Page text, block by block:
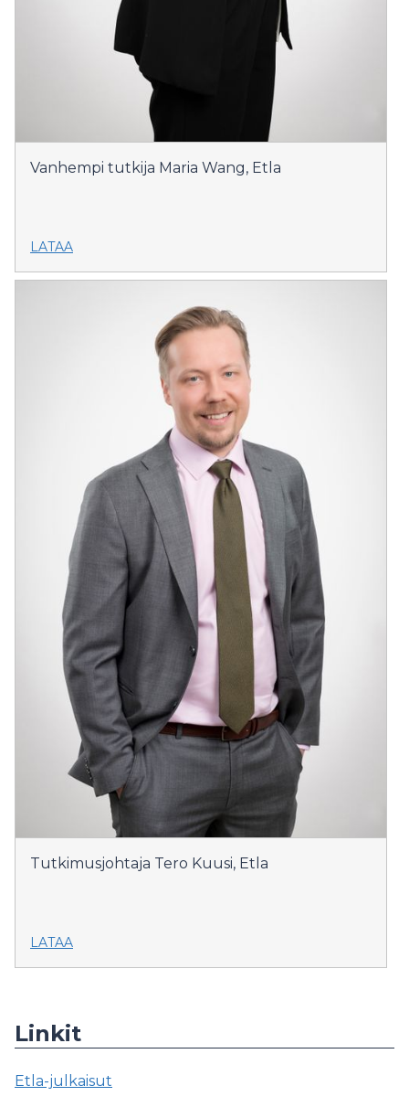
Vanhempi tutkija Maria Wang, Etla
LATAA
Tutkimusjohtaja Tero Kuusi, Etla
LATAA
Linkit
Etla-julkaisut